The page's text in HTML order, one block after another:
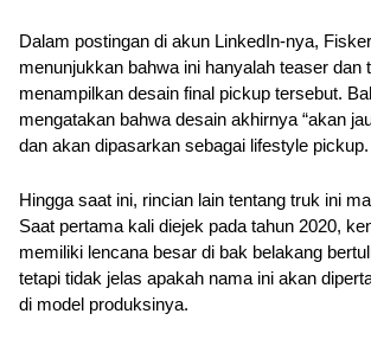
Dalam postingan di akun LinkedIn-nya,
menunjukkan bahwa ini hanyalah teaser dan
menampilkan desain final pickup tersebut.
mengatakan bahwa desain akhirnya “akan
dan akan dipasarkan sebagai lifestyle pickup.
Hingga saat ini, rincian lain tentang truk ini
Saat pertama kali diejek pada tahun 2020,
memiliki lencana besar di bak belakang
tetapi tidak jelas apakah nama ini akan
di model produksinya.